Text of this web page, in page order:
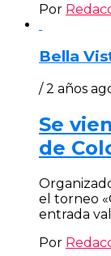
Por
Bella
/ 2 años
Se
de
el torneo
entrada
Por